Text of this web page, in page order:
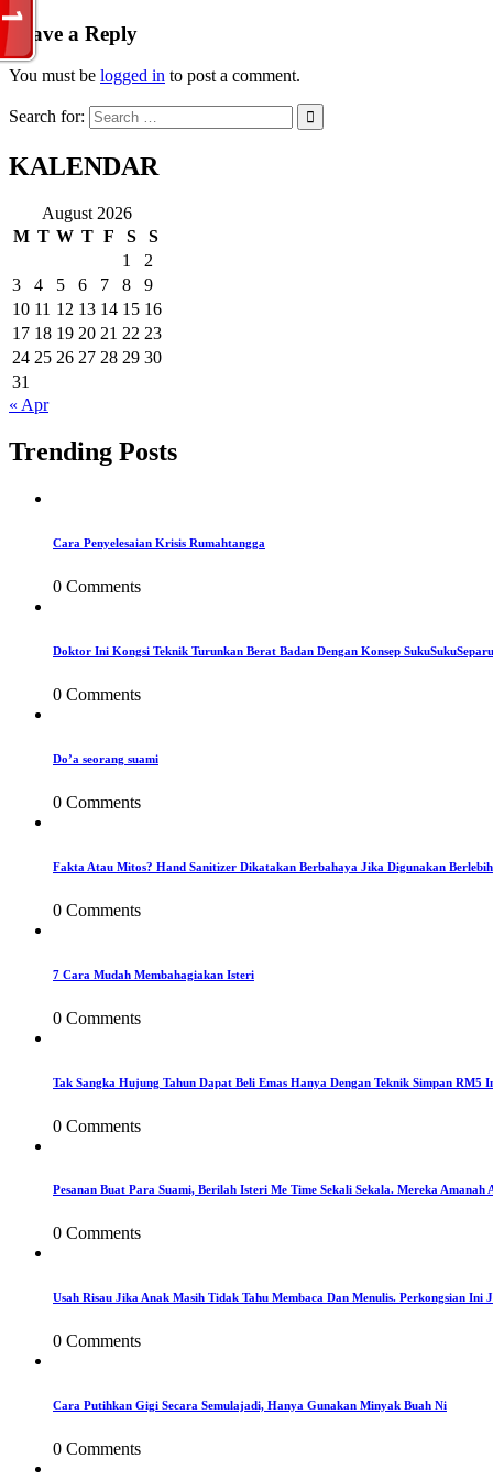
Leave a Reply
You must be logged in to post a comment.
Search for:
KALENDAR
August 2026
M T W T F S
S
1
2
3
4 5 6 7 8
9
10 11 12 13 14 15 16
17 18 19 20 21 22 23
24 25 26 27 28 29 30
31
« Apr
Trending Posts
Cara Penyelesaian Krisis Rumahtangga
0 Comments
Doktor Ini Kongsi Teknik Turunkan Berat Badan Dengan Konsep
0 Comments
Do’a seorang suami
0 Comments
Fakta Atau Mitos? Hand Sanitizer Dikatakan Berbahaya Jika Digunakan
0 Comments
7 Cara Mudah Membahagiakan Isteri
0 Comments
Tak Sangka Hujung Tahun Dapat Beli Emas Hanya Dengan Teknik Simpan RM5
0 Comments
Pesanan Buat Para Suami, Berilah Isteri Me Time Sekali Sekala. Mereka Amanah
0 Comments
Usah Risau Jika Anak Masih Tidak Tahu Membaca Dan Menulis. Perkongsian Ini
0 Comments
Cara Putihkan Gigi Secara Semulajadi, Hanya Gunakan Minyak Buah Ni
0 Comments